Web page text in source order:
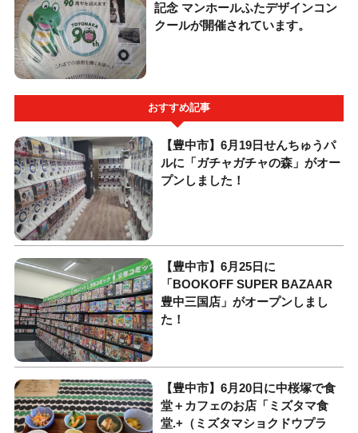
記念 マンホールふたデザインコン
クールが開催されています。
おすすめ記事
【豊中市】6月19日せんちゅうパ
ルに「ガチャガチャの森」がオー
プンしました！
【豊中市】6月25日に
「BOOKOFF SUPER BAZAAR
豊中三国店」がオープンしまし
た！
【豊中市】6月20日に中桜塚で食
堂＋カフェのお店「ミズタマ食
堂.+（ミズタマショクドウプラ